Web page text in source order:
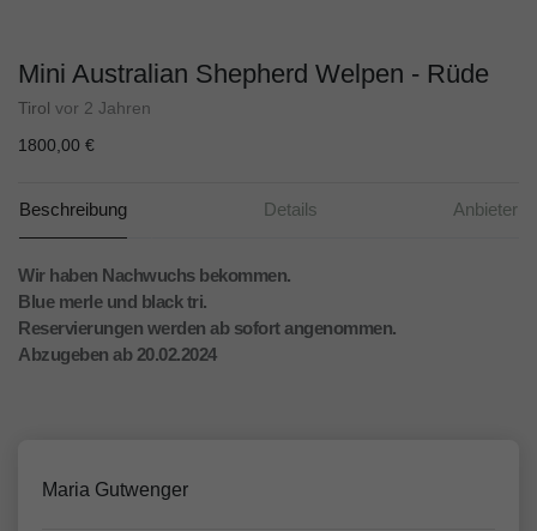
Mini Australian Shepherd Welpen - Rüde
Tirol vor 2 Jahren
1800,00 €
Beschreibung Details Anbieter
Wir haben Nachwuchs bekommen.
Blue merle und black tri.
Reservierungen werden ab sofort angenommen.
Abzugeben ab 20.02.2024
Maria Gutwenger